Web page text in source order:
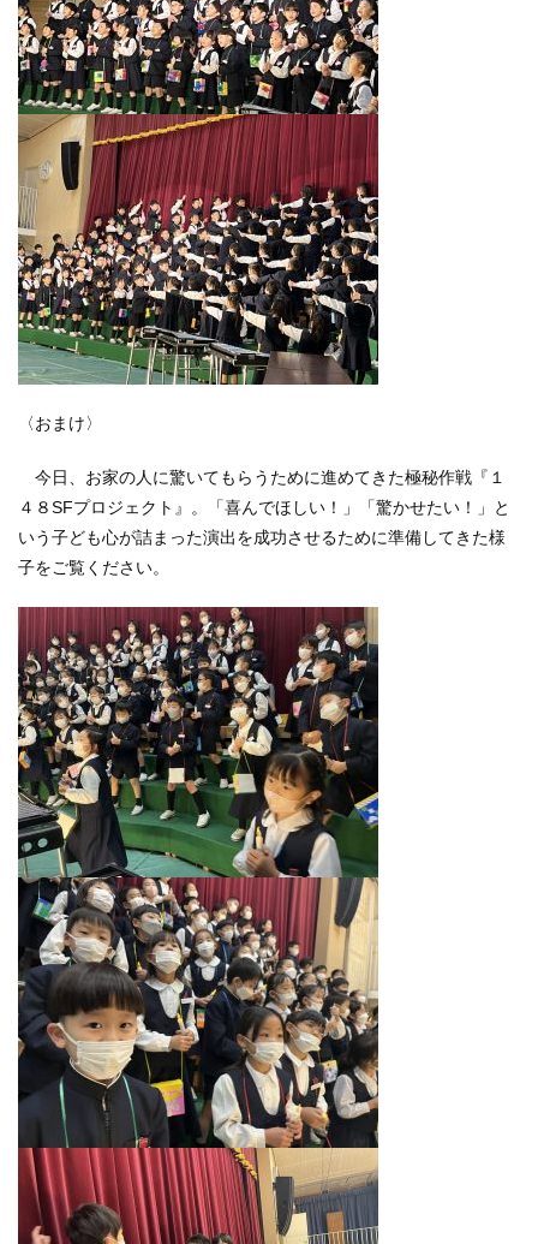
〈おまけ〉
今日、お家の人に驚いてもらうために進めてきた極秘作戦『１
４８SFプロジェクト』。「喜んでほしい！」「驚かせたい！」と
いう子ども心が詰まった演出を成功させるために準備してきた様
子をご覧ください。